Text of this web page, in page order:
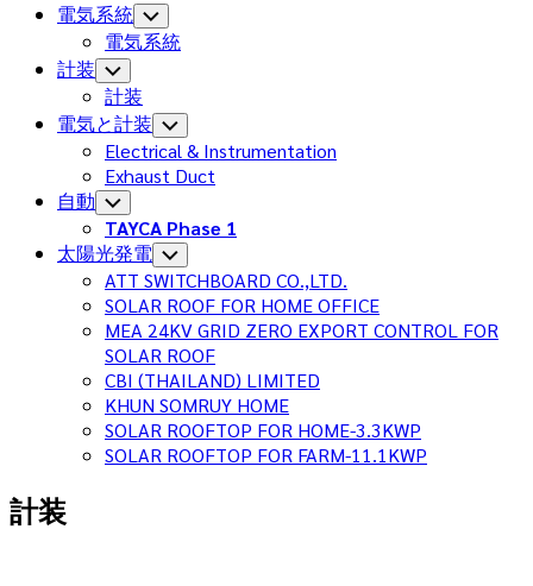
電気系統 Toggle
Child
Menu
電気系統
Current
Page:
計装 Toggle
Child
Menu
計装
電気と計装 Toggle
Child
Menu
Electrical & Instrumentation
Exhaust Duct
自動 Toggle
Child
Menu
TAYCA Phase 1
太陽光発電 Toggle
Child
Menu
ATT SWITCHBOARD CO.,LTD.
SOLAR ROOF FOR HOME OFFICE
MEA 24KV GRID ZERO EXPORT CONTROL FOR
SOLAR ROOF
CBI (THAILAND) LIMITED
KHUN SOMRUY HOME
SOLAR ROOFTOP FOR HOME-3.3KWP
SOLAR ROOFTOP FOR FARM-11.1KWP
計装